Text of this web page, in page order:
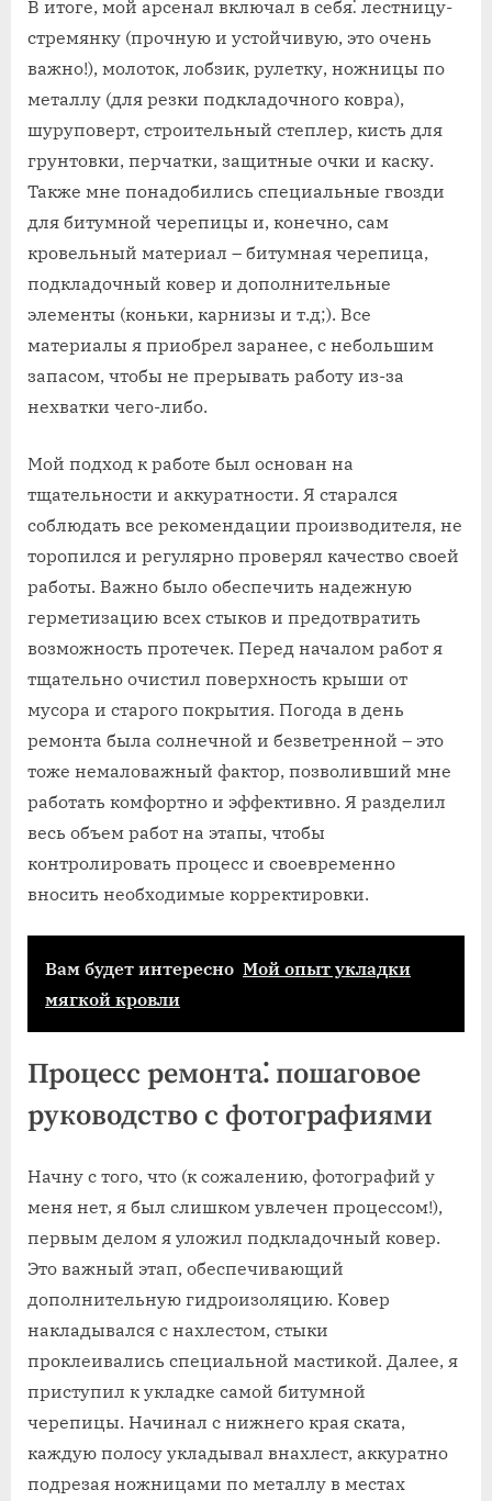
В итоге, мой арсенал включал в себя⁚ лестницу-
стремянку (прочную и устойчивую, это очень
важно!), молоток, лобзик, рулетку, ножницы по
металлу (для резки подкладочного ковра),
шуруповерт, строительный степлер, кисть для
грунтовки, перчатки, защитные очки и каску.
Также мне понадобились специальные гвозди
для битумной черепицы и, конечно, сам
кровельный материал – битумная черепица,
подкладочный ковер и дополнительные
элементы (коньки, карнизы и т.д;). Все
материалы я приобрел заранее, с небольшим
запасом, чтобы не прерывать работу из-за
нехватки чего-либо.
Мой подход к работе был основан на
тщательности и аккуратности. Я старался
соблюдать все рекомендации производителя, не
торопился и регулярно проверял качество своей
работы. Важно было обеспечить надежную
герметизацию всех стыков и предотвратить
возможность протечек. Перед началом работ я
тщательно очистил поверхность крыши от
мусора и старого покрытия. Погода в день
ремонта была солнечной и безветренной – это
тоже немаловажный фактор, позволивший мне
работать комфортно и эффективно. Я разделил
весь объем работ на этапы, чтобы
контролировать процесс и своевременно
вносить необходимые корректировки.
Вам будет интересно Мой опыт укладки
мягкой кровли
Процесс ремонта⁚ пошаговое
руководство с фотографиями
Начну с того, что (к сожалению, фотографий у
меня нет, я был слишком увлечен процессом!),
первым делом я уложил подкладочный ковер.
Это важный этап, обеспечивающий
дополнительную гидроизоляцию. Ковер
накладывался с нахлестом, стыки
проклеивались специальной мастикой. Далее, я
приступил к укладке самой битумной
черепицы. Начинал с нижнего края ската,
каждую полосу укладывал внахлест, аккуратно
подрезая ножницами по металлу в местах